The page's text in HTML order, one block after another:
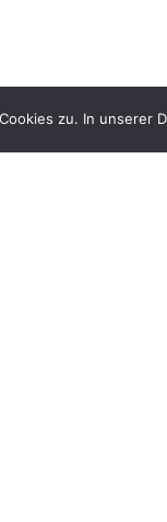
zu. In unserer